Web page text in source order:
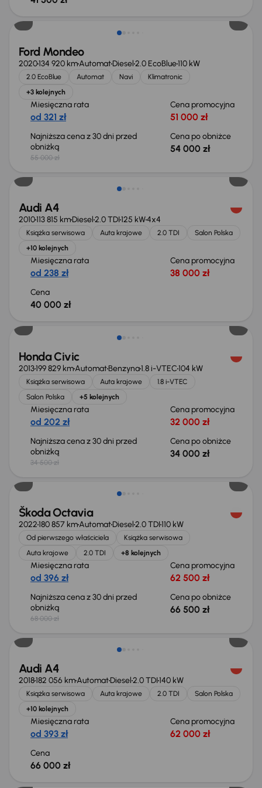
Taniej o 1 000 zł
Ford Mondeo
2020134 920 kmAutomatDiesel2.0 EcoBlue110 kW
2.0 EcoBlue Automat Navi
Klimatronic
+3 kolejnych
Miesięczna rata
od 321 zł
Cena promocyjna
51 000 zł
Najniższa cena z 30 dni przed
obniżką
55 000 zł
Cena po obniżce
54 000 zł
Audi A4
2010113 815 kmDiesel2.0 TDI125 kW4x4
Książka serwisowa Auta krajowe 2.0 TDI
Salon Polska
+10 kolejnych
Miesięczna rata
od 238 zł
Cena promocyjna
38 000 zł
Cena
40 000 zł
Honda Civic
2013199 829 kmAutomatBenzyna1.8 i-VTEC104 kW
Książka serwisowa Auta krajowe
1.8 i-VTEC
Salon Polska
+5 kolejnych
Miesięczna rata
od 202 zł
Cena promocyjna
32 000 zł
Najniższa cena z 30 dni przed
obniżką
34 500 zł
Cena po obniżce
34 000 zł
Świeżo skupione
Škoda Octavia
2022180 857 kmAutomatDiesel2.0 TDI110 kW
Od pierwszego właściciela
Książka serwisowa
Auta krajowe
2.0 TDI +8 kolejnych
Miesięczna rata
od 396 zł
Cena promocyjna
62 500 zł
Najniższa cena z 30 dni przed
obniżką
68 000 zł
Cena po obniżce
66 500 zł
Audi A4
2018182 056 kmAutomatDiesel2.0 TDI140 kW
Książka serwisowa Auta krajowe 2.0 TDI
Salon Polska
+10 kolejnych
Miesięczna rata
od 393 zł
Cena promocyjna
62 000 zł
Cena
66 000 zł